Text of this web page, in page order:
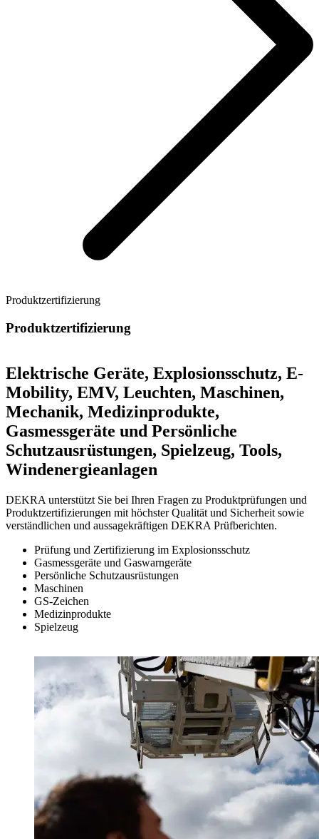
Produktzertifizierung
Produktzertifizierung
Elektrische Geräte, Explosionsschutz, E-
Mobility, EMV, Leuchten, Maschinen,
Mechanik, Medizinprodukte,
Gasmessgeräte und Persönliche
Schutzausrüstungen, Spielzeug, Tools,
Windenergieanlagen
DEKRA unterstützt Sie bei Ihren Fragen zu Produktprüfungen und
Produktzertifizierungen mit höchster Qualität und Sicherheit sowie
verständlichen und aussagekräftigen DEKRA Prüfberichten.
Prüfung und Zertifizierung im Explosionsschutz
Gasmessgeräte und Gaswarngeräte
Persönliche Schutzausrüstungen
Maschinen
GS-Zeichen
Medizinprodukte
Spielzeug